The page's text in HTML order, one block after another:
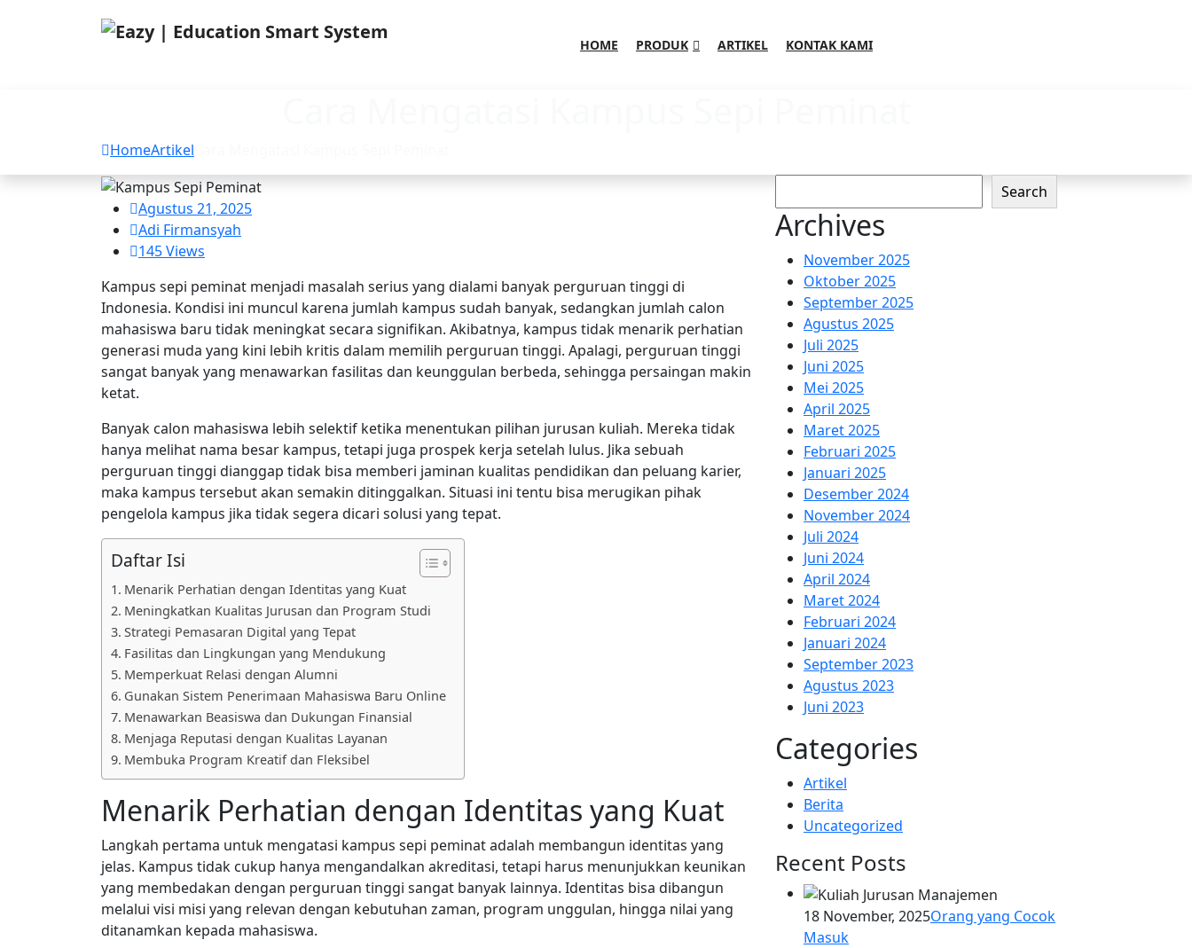
HOME PRODUK ARTIKEL KONTAK KAMI
HomeArtikel
Agustus 21, 2025
Adi Firmansyah
145 Views
Kampus sepi peminat menjadi masalah serius yang dialami banyak perguruan tinggi di
Indonesia. Kondisi ini muncul karena jumlah kampus sudah banyak, sedangkan jumlah calon
mahasiswa baru tidak meningkat secara signifikan. Akibatnya, kampus tidak menarik perhatian
generasi muda yang kini lebih kritis dalam memilih perguruan tinggi. Apalagi, perguruan tinggi
sangat banyak yang menawarkan fasilitas dan keunggulan berbeda, sehingga persaingan makin
ketat.
Banyak calon mahasiswa lebih selektif ketika menentukan pilihan jurusan kuliah. Mereka tidak
hanya melihat nama besar kampus, tetapi juga prospek kerja setelah lulus. Jika sebuah
perguruan tinggi dianggap tidak bisa memberi jaminan kualitas pendidikan dan peluang karier,
maka kampus tersebut akan semakin ditinggalkan. Situasi ini tentu bisa merugikan pihak
pengelola kampus jika tidak segera dicari solusi yang tepat.
Daftar Isi
Menarik Perhatian dengan Identitas yang Kuat
Meningkatkan Kualitas Jurusan dan Program Studi
Strategi Pemasaran Digital yang Tepat
Fasilitas dan Lingkungan yang Mendukung
Memperkuat Relasi dengan Alumni
Gunakan Sistem Penerimaan Mahasiswa Baru Online
Menawarkan Beasiswa dan Dukungan Finansial
Menjaga Reputasi dengan Kualitas Layanan
Membuka Program Kreatif dan Fleksibel
Menarik Perhatian dengan Identitas yang Kuat
Langkah pertama untuk mengatasi kampus sepi peminat adalah membangun identitas yang
jelas. Kampus tidak cukup hanya mengandalkan akreditasi, tetapi harus menunjukkan keunikan
yang membedakan dengan perguruan tinggi sangat banyak lainnya. Identitas bisa dibangun
melalui visi misi yang relevan dengan kebutuhan zaman, program unggulan, hingga nilai yang
ditanamkan kepada mahasiswa.
Search
Archives
November 2025
Oktober 2025
September 2025
Agustus 2025
Juli 2025
Juni 2025
Mei 2025
April 2025
Maret 2025
Februari 2025
Januari 2025
Desember 2024
November 2024
Juli 2024
Juni 2024
April 2024
Maret 2024
Februari 2024
Januari 2024
September 2023
Agustus 2023
Juni 2023
Categories
Artikel
Berita
Uncategorized
Recent Posts
18 November, 2025Orang yang Cocok
Masuk